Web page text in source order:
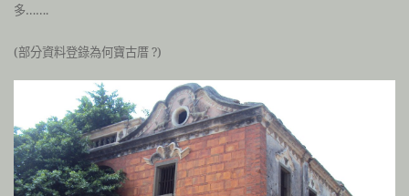
多…….
(部分資料登錄為何寶古厝 ?)